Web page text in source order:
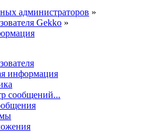
администраторов »
Gekko »
информация
сообщений...